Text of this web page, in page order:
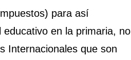
para así
en la primaria, no
Internacionales que son